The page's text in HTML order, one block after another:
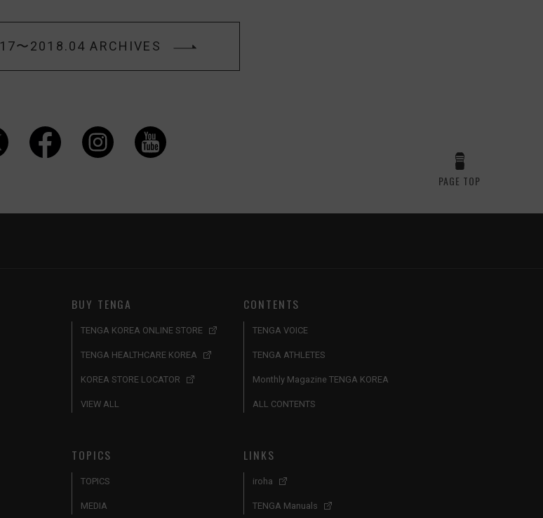
〜2018.04 ARCHIVES
PAGE TOP
BUY TENGA
TENGA KOREA ONLINE STORE
TENGA HEALTHCARE KOREA
KOREA STORE LOCATOR
VIEW ALL
CONTENTS
TENGA VOICE
TENGA ATHLETES
Monthly Magazine TENGA KOREA
ALL CONTENTS
TOPICS
TOPICS
MEDIA
LINKS
iroha
TENGA Manuals